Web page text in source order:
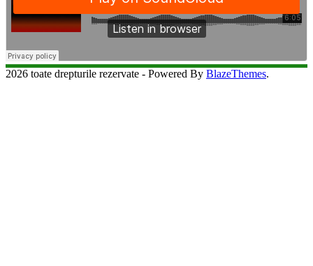
2026 toate drepturile rezervate - Powered By BlazeThemes.